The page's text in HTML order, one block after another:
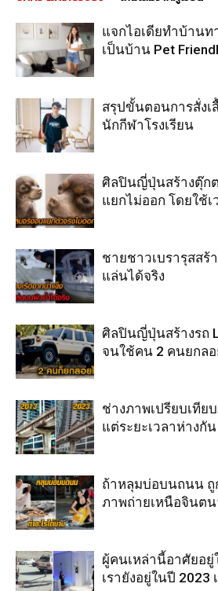
แจกไอเดียทำบ้านท
เป็นบ้าน Pet
สรุปขั้นตอนการสั่ง
นักกีฬาโรงเรียน
ศิลปินญี่ปุ่นสร้างตุ๊ก
แยกไม่ออก โดยใช้
ชายชาวเบรารุสสร้
แล่นได้จริง
ศิลปินญี่ปุ่นสร้างรถ
จนใช้คน 2 คนยกล
ช่างภาพเปรียบเทีย
แต่ระยะเวลาห่างกั
ถ้าหลุมบ่อบนถนน ถู
ภาพถ่ายเหนือจินตน
ผู้คนเหล่านี้อาศัยอ
เรายังอยู่ในปี 2023